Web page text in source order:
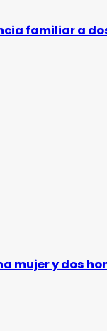
familiar a
mujer y dos